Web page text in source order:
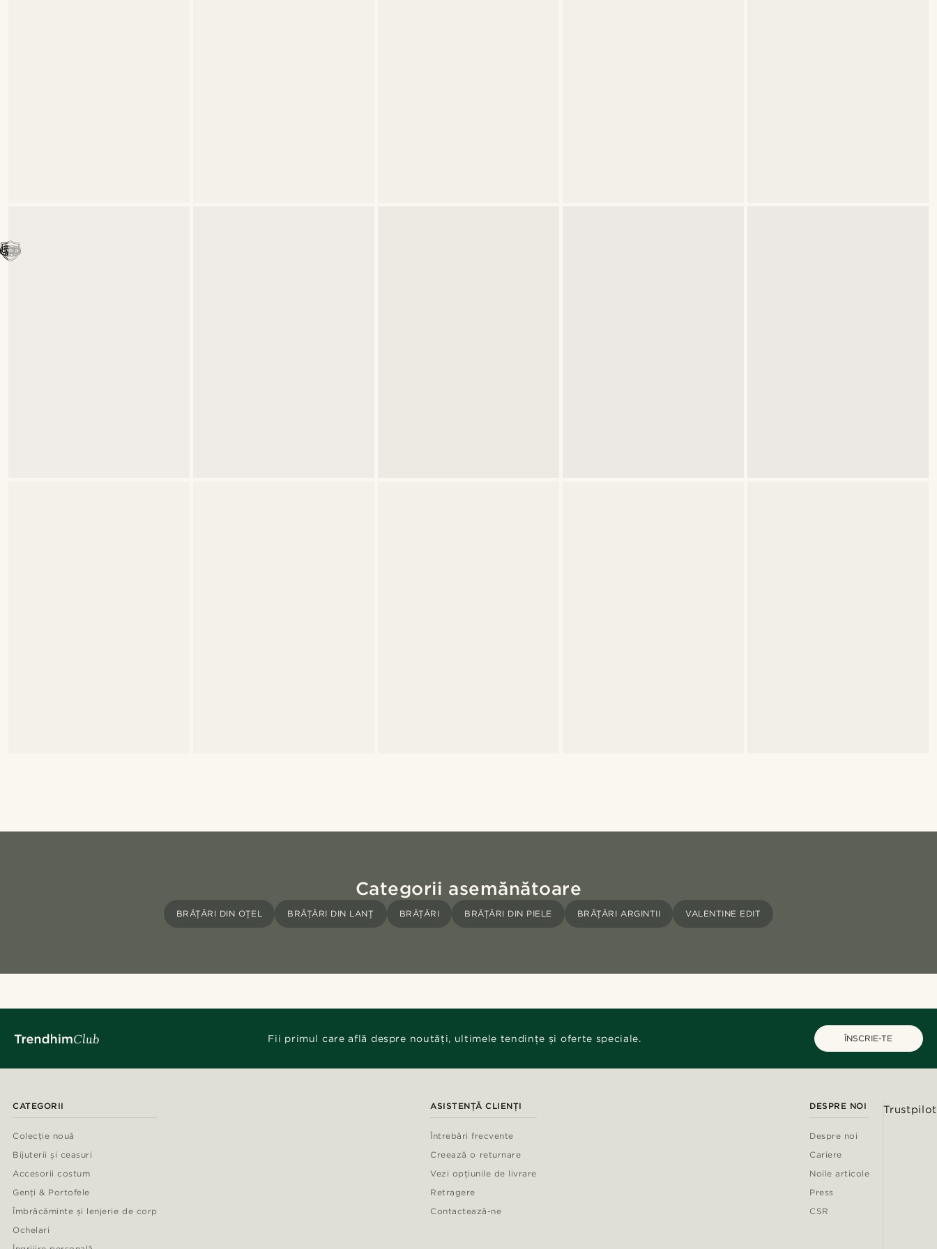
Categorii asemănătoare
BRĂȚĂRI DIN OȚEL BRĂȚĂRI DIN LANȚ BRĂȚĂRI BRĂȚĂRI DIN PIELE BRĂȚĂRI ARGINTII VALENTINE EDIT
Fii primul care află despre noutăți, ultimele tendințe și oferte speciale. ÎNSCRIE-TE
CATEGORII
Colecție nouă
Bijuterii și ceasuri
Accesorii costum
Genți & Portofele
Îmbrăcăminte și lenjerie de corp
Ochelari
ASISTENȚĂ CLIENȚI
Întrebări frecvente
Creează o returnare
Vezi opțiunile de livrare
Retragere
Contactează-ne
DESPRE NOI
Despre noi
Cariere
Noile articole
Press
CSR
Trustpilot